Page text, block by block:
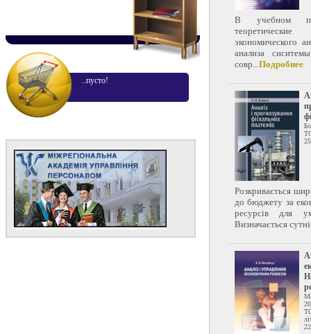
..пусто!
В учебном
экономического
анализа
совр...Подробнее
Розкривається
до бюджету за
ресурсів для
Визначається